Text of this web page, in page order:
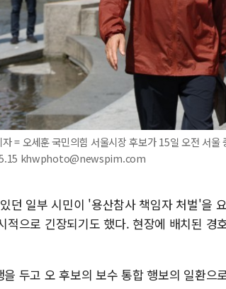
= 오세훈 국민의힘 서울시장 후보가 15일 오전 서울
khwphoto@newspim.com
던 일부 시민이 '용산참사 책임자 처벌'을
적으로 긴장되기도 했다. 현장에 배치된 경
두고 오 후보의 보수 통합 행보의 일환으